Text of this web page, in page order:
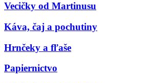
Vecičky od Martinusu
Káva, čaj a pochutiny
Hrnčeky a fľaše
Papiernictvo